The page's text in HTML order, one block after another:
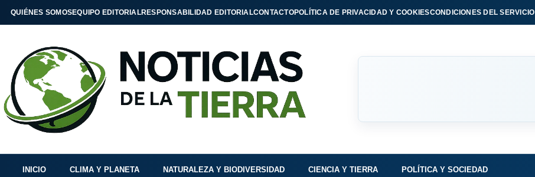
QUIÉNES SOMOSEQUIPO EDITORIALRESPONSABILIDAD EDITORIALCONTACTOPOLÍTICA DE PRIVACIDAD Y COOKIESCONDICIONES DEL SERVICIO
INICIO CLIMA Y PLANETA NATURALEZA Y BIODIVERSIDAD CIENCIA Y TIERRA POLÍTICA Y SOCIEDAD